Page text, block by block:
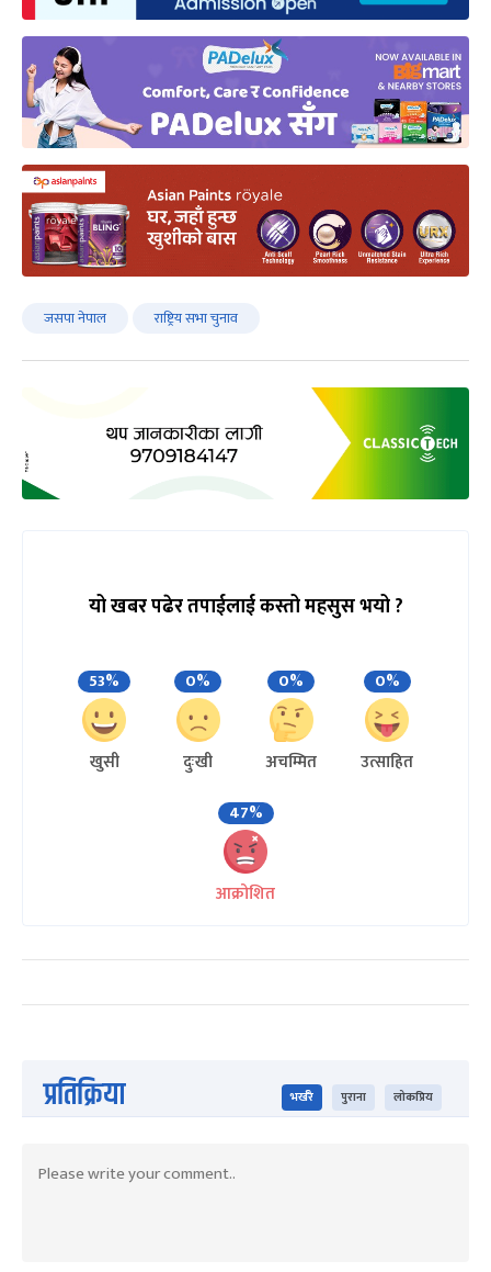
जसपा नेपाल राष्ट्रिय सभा चुनाव
यो खबर पढेर तपाईलाई कस्तो महसुस भयो ?
53%
खुसी
0%
दुःखी
0%
अचम्मित
0%
उत्साहित
47%
आक्रोशित
प्रतिक्रिया भर्खरै पुराना लोकप्रिय